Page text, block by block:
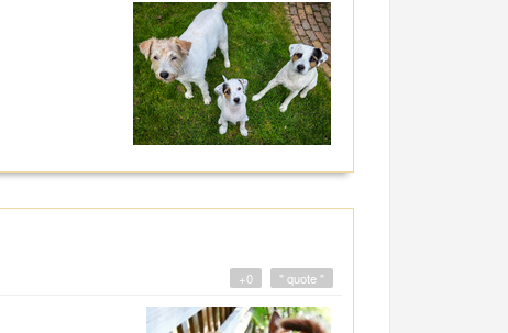
" quote "
+0